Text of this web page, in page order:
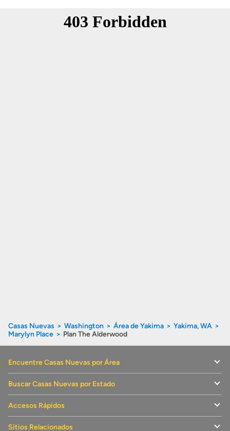
Casas Nuevas Washington Área de Yakima
Yakima, WA
Marylyn Place
Plan The Alderwood
Encuentre Casas Nuevas por Área
Buscar Casas Nuevas por Estado
Accesos Rápidos
Sitios Relacionados